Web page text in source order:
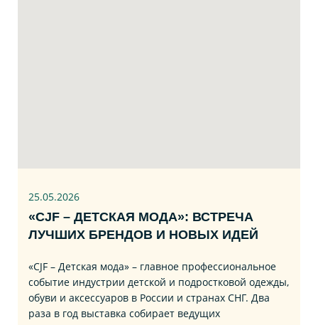
25.05.2026
«CJF – ДЕТСКАЯ МОДА»: ВСТРЕЧА
ЛУЧШИХ БРЕНДОВ И НОВЫХ ИДЕЙ
«CJF – Детская мода» – главное профессиональное
событие индустрии детской и подростковой одежды,
обуви и аксессуаров в России и странах СНГ. Два
раза в год выставка собирает ведущих